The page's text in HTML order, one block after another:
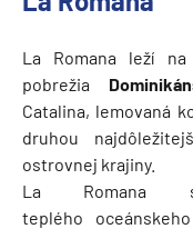
La Romana leží
pobrežia
Catalina, lemovaná
druhou
ostrovnej krajiny.
La Romana
teplého